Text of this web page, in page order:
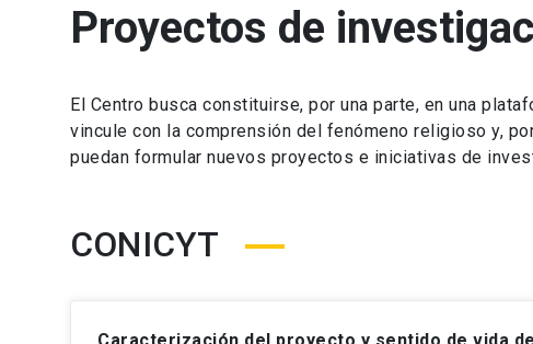
Proyectos de
El Centro busca constituirse, por una parte, en una
vincule con la comprensión del fenómeno religioso y,
puedan formular nuevos proyectos e iniciativas de
CONICYT
Caracterización del proyecto y sentido de vida